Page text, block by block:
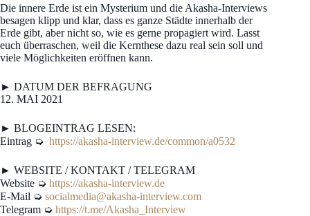
Die innere Erde ist ein Mysterium und die Akasha-Interviews
besagen klipp und klar, dass es ganze Städte innerhalb der
Erde gibt, aber nicht so, wie es gerne propagiert wird. Lasst
euch überraschen, weil die Kernthese dazu real sein soll und
viele Möglichkeiten eröffnen kann.
► DATUM DER BEFRAGUNG
12. MAI 2021
► BLOGEINTRAG LESEN:
Eintrag ➭ https://akasha-interview.de/common/a0532
► WEBSITE / KONTAKT / TELEGRAM
Website ➭ https://akasha-interview.de
E-Mail ➭ socialmedia@akasha-interview.com
Telegram ➭ https://t.me/Akasha_Interview